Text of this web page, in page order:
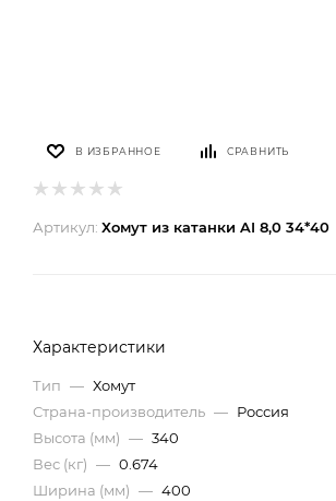
В ИЗБРАННОЕ СРАВНИТЬ
Артикул: Хомут из катанки AI 8,0 34*40
Характеристики
Тип — Хомут
Страна-производитель — Россия
Высота (мм) — 340
Вес (кг) — 0.674
Ширина (мм) — 400